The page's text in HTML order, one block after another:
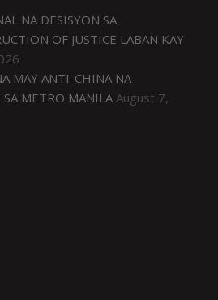
NA DESISYON SA
OF JUSTICE LABAN KAY
MAY ANTI-CHINA NA
METRO MANILA August 7,